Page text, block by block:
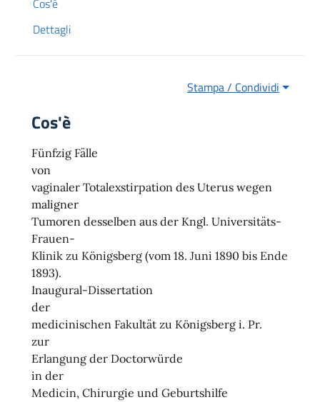
Cos'è
Dettagli
Stampa / Condividi
Cos'è
Fünfzig Fälle
von
vaginaler Totalexstirpation des Uterus wegen
maligner
Tumoren desselben aus der Kngl. Universitäts-
Frauen-
Klinik zu Königsberg (vom 18. Juni 1890 bis Ende
1893).
Inaugural-Dissertation
der
medicinischen Fakultät zu Königsberg i. Pr.
zur
Erlangung der Doctorwürde
in der
Medicin, Chirurgie und Geburtshilfe